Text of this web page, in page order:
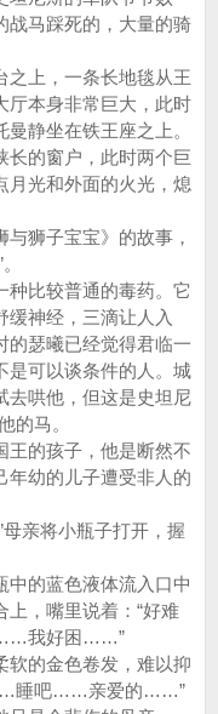
战马踩死的，大量的骑
上，一条长地毯从王
厅本身非常巨大，此时
静坐在铁王座之上。
长的窗户，此时两个巨
月光和外面的火光，熄
狮子宝宝》的故事，
比较普通的毒药。它
缓神经，三滴让人入
瑟曦已经觉得君临一
是可以谈条件的人。城
去哄他，但这是史坦尼
的马。
的孩子，他是断然不
年幼的儿子遭受非人的
将小瓶子打开，握
的蓝色液体流入口中
，嘴里说着：“好难
我好困……”
的金色卷发，难以抑
睡吧……亲爱的……”